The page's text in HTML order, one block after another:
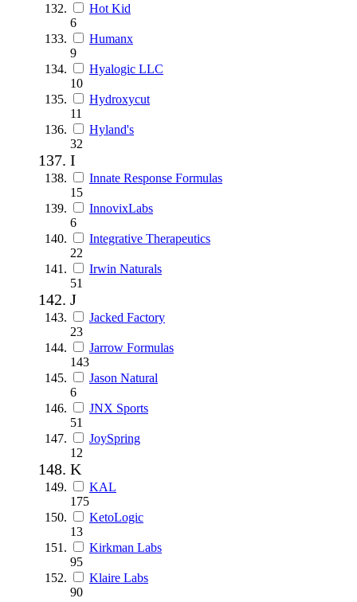
Hot Kid
6
Humanx
9
Hyalogic LLC
10
Hydroxycut
11
Hyland's
32
I
Innate Response Formulas
15
InnovixLabs
6
Integrative Therapeutics
22
Irwin Naturals
51
J
Jacked Factory
23
Jarrow Formulas
143
Jason Natural
6
JNX Sports
51
JoySpring
12
K
KAL
175
KetoLogic
13
Kirkman Labs
95
Klaire Labs
90